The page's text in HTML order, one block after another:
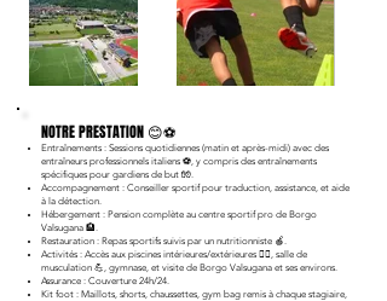
NOTRE PRESTATION 😊⚽
Entraînements : Sessions quotidiennes (matin et après-midi) avec des
entraîneurs professionnels italiens ⚽, y compris des entraînements
spécifiques pour gardiens de but 🧤.
Accompagnement : Conseiller sportif pour traduction, assistance, et aide
à la détection.
Hébergement : Pension complète au centre sportif pro de Borgo
Valsugana 🏨.
Restauration : Repas sportifs suivis par un nutritionniste 🍎.
Activités : Accès aux piscines intérieures/extérieures 🏊‍♂️, salle de
musculation 💪, gymnase, et visite de Borgo Valsugana et ses environs.
Assurance : Couverture 24h/24.
Kit foot : Maillots, shorts, chaussettes, gym bag remis à chaque stagiaire,